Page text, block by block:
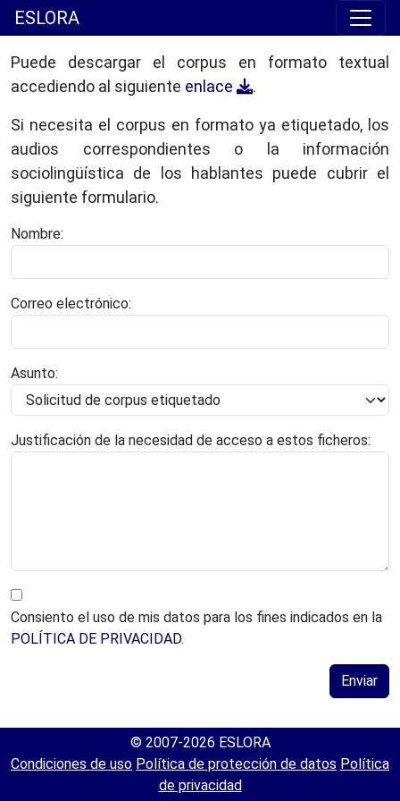
ESLORA
Puede descargar el corpus en formato textual
accediendo al siguiente enlace .
Si necesita el corpus en formato ya etiquetado, los
audios correspondientes o la información
sociolingüística de los hablantes puede cubrir el
siguiente formulario.
Nombre:
Correo electrónico:
Asunto:
Justificación de la necesidad de acceso a estos ficheros:
Consiento el uso de mis datos para los fines indicados en la
POLÍTICA DE PRIVACIDAD.
© 2007-2026 ESLORA
Condiciones de uso Política de protección de datos Política
de privacidad